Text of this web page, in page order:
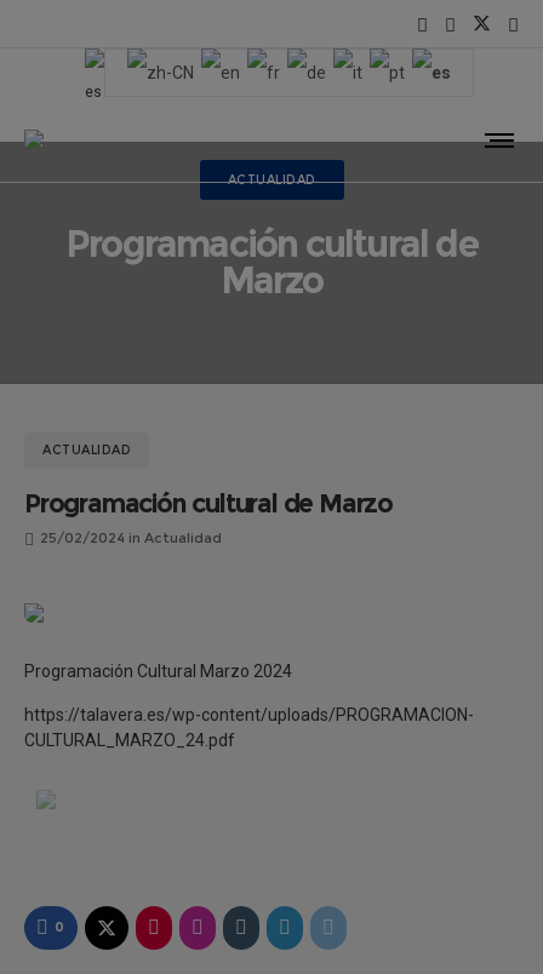
ACTUALIDAD
Programación cultural de
Marzo
ACTUALIDAD
Programación cultural de Marzo
25/02/2024 in Actualidad
Programación Cultural Marzo 2024
https://talavera.es/wp-content/uploads/PROGRAMACION-
CULTURAL_MARZO_24.pdf
0